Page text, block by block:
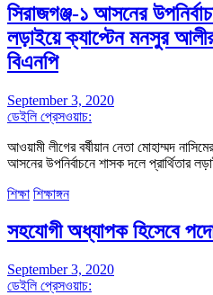
সিরাজগঞ্জ-১ আসনের
লড়াইয়ে ক্যাপ্টেন মনসুর
বিএনপি
September 3, 2020
ডেইলি প্রেসওয়াচ:
আওয়ামী লীগের বর্ষীয়ান নেতা মোহাম্মদ
আসনের উপনির্বাচনে শাসক দলে প্রার্থিতার
শিক্ষা শিক্ষাঙ্গন
সহযোগী অধ্যাপক হিসেবে
September 3, 2020
ডেইলি প্রেসওয়াচ: